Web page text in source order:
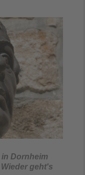
Dornheim
Wieder geht's